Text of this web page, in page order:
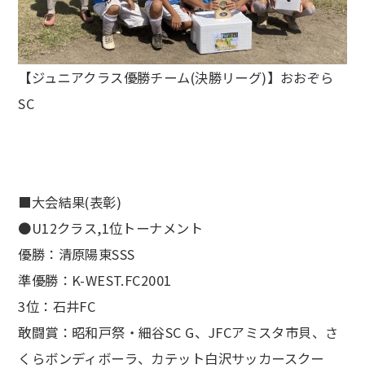
【ジュニアクラス優勝チーム(決勝リーグ)】おおぞら
SC
■大会結果(表彰)
●U12クラス,1位トーナメント
優勝：清原陽東SSS
準優勝：K-WEST.FC2001
3位：石井FC
敢闘賞：昭和戸祭・細谷SC G、JFCアミスタ市貝、さ
くらボンディボーラ、カテット白沢サッカースクー